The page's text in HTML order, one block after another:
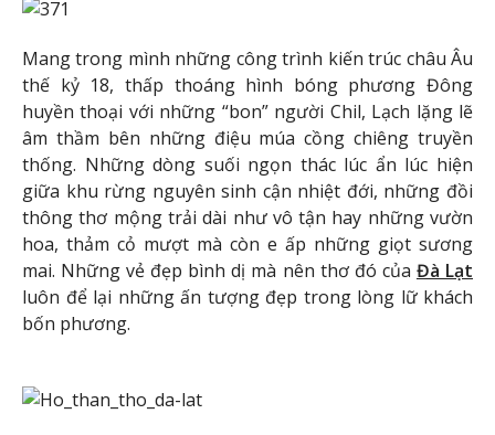
Mang trong mình những công trình kiến trúc châu Âu
thế kỷ 18, thấp thoáng hình bóng phương Đông
huyền thoại với những “bon” người Chil, Lạch lặng lẽ
âm thầm bên những điệu múa cồng chiêng truyền
thống. Những dòng suối ngọn thác lúc ẩn lúc hiện
giữa khu rừng nguyên sinh cận nhiệt đới, những đồi
thông thơ mộng trải dài như vô tận hay những vườn
hoa, thảm cỏ mượt mà còn e ấp những giọt sương
mai. Những vẻ đẹp bình dị mà nên thơ đó của Đà Lạt
luôn để lại những ấn tượng đẹp trong lòng lữ khách
bốn phương.